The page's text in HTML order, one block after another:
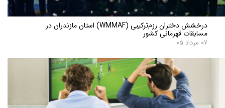
درخشش دختران رزم‌ترکیبی (WMMAF) استان مازندران در
مسابقات قهرمانی کشور
۰۷ مرداد ۰۵